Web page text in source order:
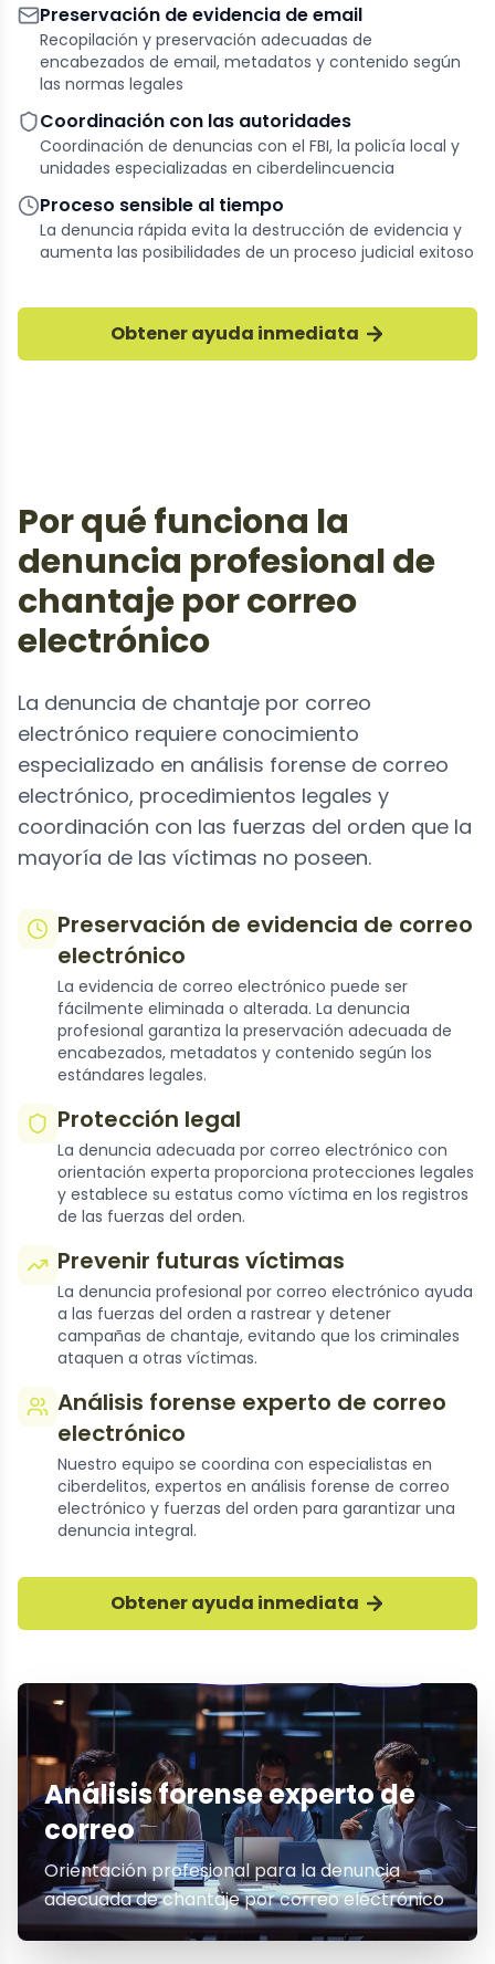
Preservación de evidencia de email
Recopilación y preservación adecuadas de
encabezados de email, metadatos y contenido según
las normas legales
Coordinación con las autoridades
Coordinación de denuncias con el FBI, la policía local y
unidades especializadas en ciberdelincuencia
Proceso sensible al tiempo
La denuncia rápida evita la destrucción de evidencia y
aumenta las posibilidades de un proceso judicial exitoso
Obtener ayuda inmediata
Por qué funciona la
denuncia profesional de
chantaje por correo
electrónico
La denuncia de chantaje por correo
electrónico requiere conocimiento
especializado en análisis forense de correo
electrónico, procedimientos legales y
coordinación con las fuerzas del orden que la
mayoría de las víctimas no poseen.
Preservación de evidencia de correo
electrónico
La evidencia de correo electrónico puede ser
fácilmente eliminada o alterada. La denuncia
profesional garantiza la preservación adecuada de
encabezados, metadatos y contenido según los
estándares legales.
Protección legal
La denuncia adecuada por correo electrónico con
orientación experta proporciona protecciones legales
y establece su estatus como víctima en los registros
de las fuerzas del orden.
Prevenir futuras víctimas
La denuncia profesional por correo electrónico ayuda
a las fuerzas del orden a rastrear y detener
campañas de chantaje, evitando que los criminales
ataquen a otras víctimas.
Análisis forense experto de correo
electrónico
Nuestro equipo se coordina con especialistas en
ciberdelitos, expertos en análisis forense de correo
electrónico y fuerzas del orden para garantizar una
denuncia integral.
Obtener ayuda inmediata
Análisis forense experto de
correo
Orientación profesional para la denuncia
adecuada de chantaje por correo electrónico